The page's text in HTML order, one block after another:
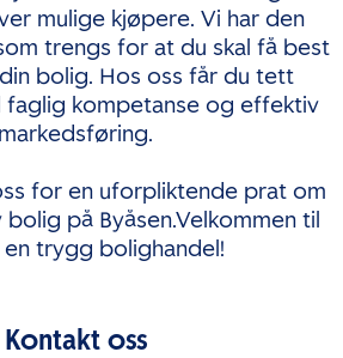
mulige kjøpere. Vi har den
trengs for at du skal få best
bolig. Hos oss får du tett
kompetanse og effektiv
markedsføring.
for en uforpliktende prat om
på Byåsen.Velkommen til
trygg bolighandel!
Kontakt oss